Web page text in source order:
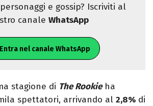
personaggi e gossip? Iscriviti al
canale WhatsApp
Entra nel canale WhatsApp
stagione di The Rookieha
spettatori, arrivando al 2,8% di